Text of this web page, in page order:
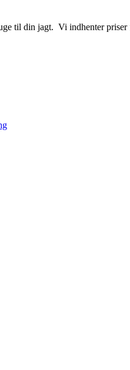
til din jagt. Vi indhenter